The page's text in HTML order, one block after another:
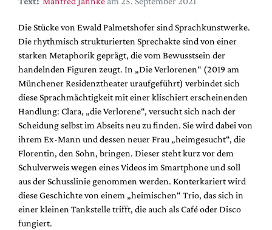
Alle Hefte
Leseproben
Podcast
Service
Shop / Abo
Newsletter
Redaktion
Autor:innen
Partner
Mediadaten
Suche
Die Stücke von Ewald Palmetshofer sind Sprachkunstwerke.
Die rhythmisch strukturierten Sprechakte sind von einer
starken Metaphorik geprägt, die vom Bewusstsein der
handelnden Figuren zeugt. In „Die Verlorenen“ (2019 am
Münchener Residenztheater uraufgeführt) verbindet sich
diese Sprachmächtigkeit mit einer klischiert erscheinenden
Handlung: Clara, „die Verlorene“, versucht sich nach der
Scheidung selbst im Abseits neu zu finden. Sie wird dabei von
ihrem Ex-Mann und dessen neuer Frau „heimgesucht“, die
Florentin, den Sohn, bringen. Dieser steht kurz vor dem
Schulverweis wegen eines Videos im Smartphone und soll
aus der Schusslinie genommen werden. Konterkariert wird
diese Geschichte von einem „heimischen“ Trio, das sich in
einer kleinen Tankstelle trifft, die auch als Café oder Disco
fungiert.